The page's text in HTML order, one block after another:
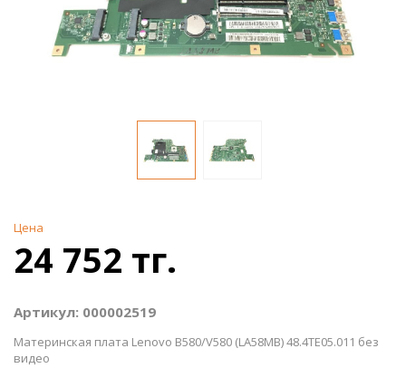
Цена
24 752 тг.
Артикул: 000002519
Материнская плата Lenovo B580/V580 (LA58MB) 48.4TE05.011 без
видео